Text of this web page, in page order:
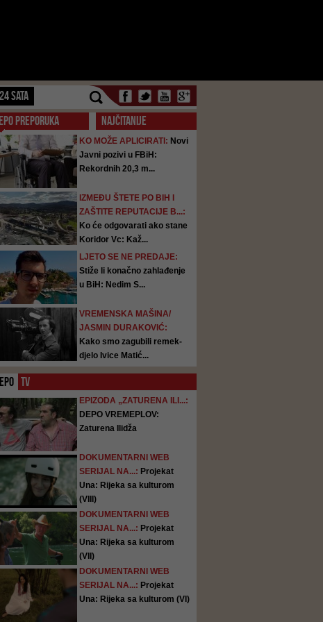
24 SATA
PREPORUKA NAJČITANIJE
KO MOŽE APLICIRATI: Novi
Javni pozivi u FBiH:
Rekordnih 20,3 m...
IZMEĐU ŠTETE PO BIH I
ZAŠTITE REPUTACIJE B...:
Ko će odgovarati ako stane
Koridor Vc: Kaž...
LJETO SE NE PREDAJE:
Stiže li konačno zahlađenje
u BiH: Nedim S...
VREMENSKA MAŠINA/
JASMIN DURAKOVIĆ:
Kako smo zagubili remek-
djelo Ivice Matić...
TV
EPIZODA „ZATURENA ILI...:
DEPO VREMEPLOV:
Zaturena Ilidža
DOKUMENTARNI WEB
SERIJAL NA...: Projekat
Una: Rijeka sa kulturom
(VIII)
DOKUMENTARNI WEB
SERIJAL NA...: Projekat
Una: Rijeka sa kulturom
(VII)
DOKUMENTARNI WEB
SERIJAL NA...: Projekat
Una: Rijeka sa kulturom (VI)